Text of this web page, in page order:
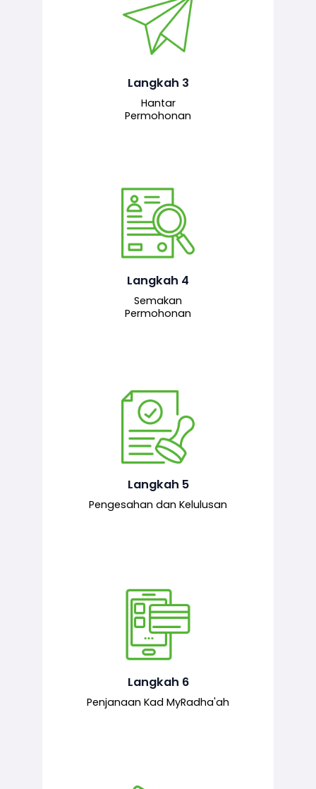
Langkah 3
Hantar
Permohonan
Permohonan yang lengkap dihantar
untuk proses semakan dan
bertanggungjawab.
Langkah 4
Semakan
Permohonan
Pegawai penyemak menyemak
maklumat yang dikemukakan. Jika
semua maklumat adalah lengkap dan
kepada pegawai pelulus untuk
tindakan seterusnya.
Langkah 5
Pengesahan dan Kelulusan
Pegawai pelulus menilai permohonan
dan memberi pengesahan serta
kelulusan akhir sekiranya semuanya
mematuhi syarat ditetapkan.
Langkah 6
Penjanaan Kad MyRadha'ah
Setelah permohonan diluluskan, kad
MyRadha’ah akan dijana.